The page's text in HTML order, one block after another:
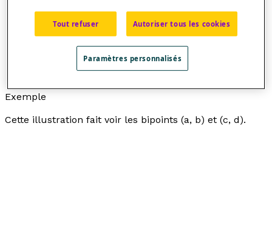
son sens est l'orientation de A vers B.
La mesure algébrique du bipoint (A, B) se note :
m(A, B) et on peut écrire : m(A,B) = −m(B
On dit alors que le bipoint (A, B) représente le
vecteur [latex]\overrightarrow{AB}[/latex].
Exemple
Cette illustration fait voir les bipoints (a, b) et (c, d).
Tout refuser Autoriser tous les cookies
Paramètres personnalisés